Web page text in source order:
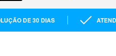
DE 30 DIAS